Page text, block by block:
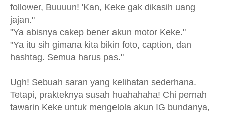
follower, Buuuun! 'Kan, Keke gak dikasih uang
jajan."
"Ya abisnya cakep bener akun motor Keke."
"Ya itu sih gimana kita bikin foto, caption, dan
hashtag. Semua harus pas."
Ugh! Sebuah saran yang kelihatan sederhana.
Tetapi, prakteknya susah huahahaha! Chi pernah
tawarin Keke untuk mengelola akun IG bundanya,